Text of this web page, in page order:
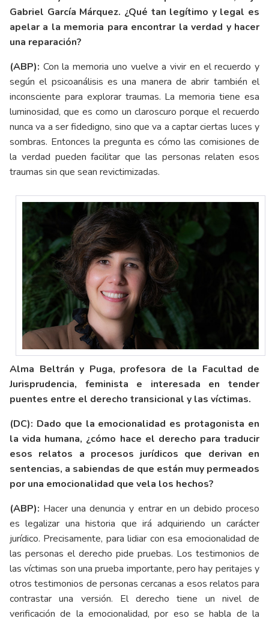
Gabriel García Márquez. ¿Qué tan legítimo y legal es
apelar a la memoria para encontrar la verdad y hacer
una reparación?
(ABP): Con la memoria uno vuelve a vivir en el recuerdo y
según el psicoanálisis es una manera de abrir también el
inconsciente para explorar traumas. La memoria tiene esa
luminosidad, que es como un claroscuro porque el recuerdo
nunca va a ser fidedigno, sino que va a captar ciertas luces y
sombras. Entonces la pregunta es cómo las comisiones de
la verdad pueden facilitar que las personas relaten esos
traumas sin que sean revictimizadas.
Alma Beltrán y Puga, profesora de la Facultad de
Jurisprudencia, feminista e interesada en tender
puentes entre el derecho transicional y las víctimas.
(DC): Dado que la emocionalidad es protagonista en
la vida humana, ¿cómo hace el derecho para traducir
esos relatos a procesos jurídicos que derivan en
sentencias, a sabiendas de que están muy permeados
por una emocionalidad que vela los hechos?
(ABP): Hacer una denuncia y entrar en un debido proceso
es legalizar una historia que irá adquiriendo un carácter
jurídico. Precisamente, para lidiar con esa emocionalidad de
las personas el derecho pide pruebas. Los testimonios de
las víctimas son una prueba importante, pero hay peritajes y
otros testimonios de personas cercanas a esos relatos para
contrastar una versión. El derecho tiene un nivel de
verificación de la emocionalidad, por eso se habla de la